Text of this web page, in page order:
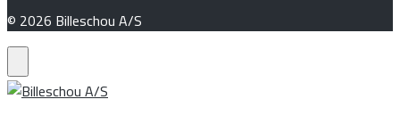
© 2026 Billeschou A/S